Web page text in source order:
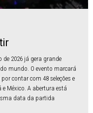
2026 já gera grande
mundo. O evento marcará
contar com 48 seleções e
México. A abertura está
data da partida